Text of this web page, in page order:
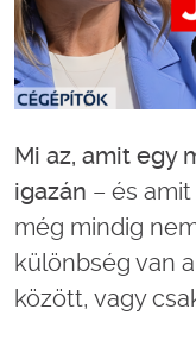
Mi az, amit egy
igazán – és
még mindig
különbség van
között, vagy